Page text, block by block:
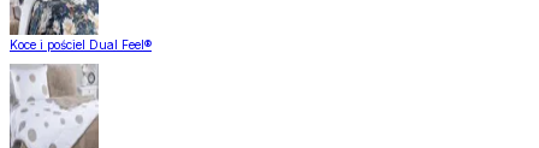
Koce i pościel Dual Feel®